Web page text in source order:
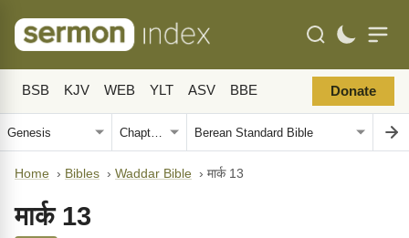
BSB KJV WEB YLT ASV BBE Donate
Home › Bibles › Waddar Bible › मार्क 13
मार्क 13